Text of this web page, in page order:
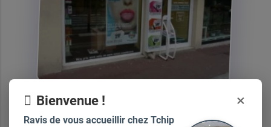
Bienvenue ! ×
Ravis de vous accueillir chez Tchip